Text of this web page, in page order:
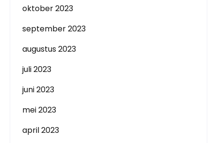
oktober 2023
september 2023
augustus 2023
juli 2023
juni 2023
mei 2023
april 2023